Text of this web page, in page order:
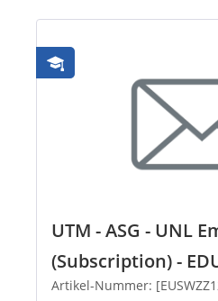
UTM - ASG - UNL
(Subscription) -
Artikel-Nummer: